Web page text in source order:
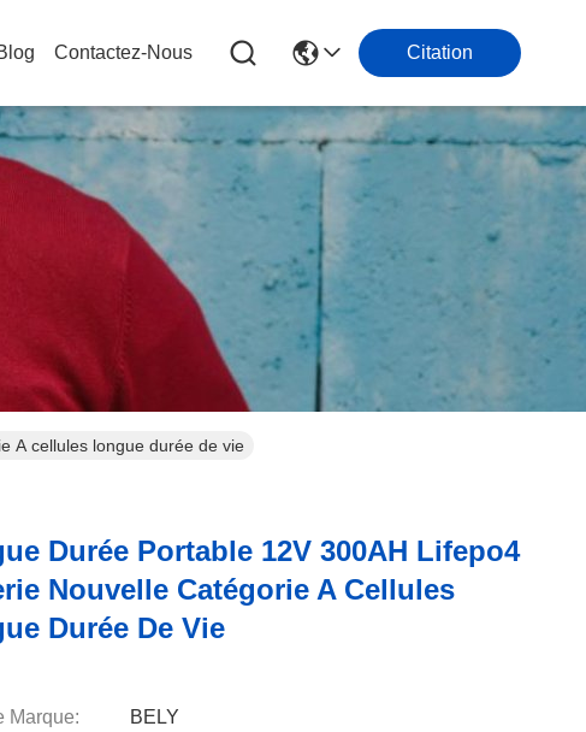
Contactez-Nous Citation
A cellules longue durée de vie
Durée Portable 12V 300AH Lifepo4
Nouvelle Catégorie A Cellules
Durée De Vie
Marque: BELY